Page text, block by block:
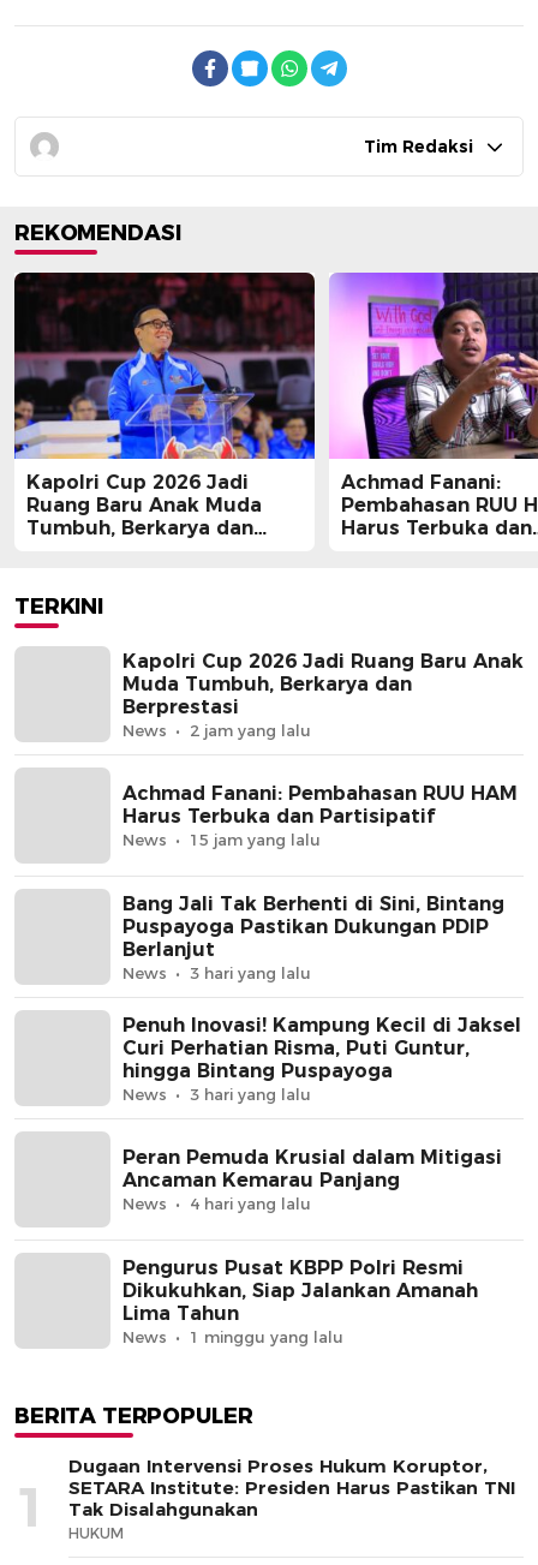
Tim Redaksi
REKOMENDASI
Kapolri Cup 2026 Jadi
Ruang Baru Anak Muda
Tumbuh, Berkarya dan
Achmad Fanani:
Pembahasan RUU
Harus Terbuka dan
TERKINI
Kapolri Cup 2026 Jadi Ruang Baru Anak
Muda Tumbuh, Berkarya dan
Berprestasi
News 2 jam yang lalu
Achmad Fanani: Pembahasan RUU HAM
Harus Terbuka dan Partisipatif
News 15 jam yang lalu
Bang Jali Tak Berhenti di Sini, Bintang
Puspayoga Pastikan Dukungan PDIP
Berlanjut
News 3 hari yang lalu
Penuh Inovasi! Kampung Kecil di Jaksel
Curi Perhatian Risma, Puti Guntur,
hingga Bintang Puspayoga
News 3 hari yang lalu
Peran Pemuda Krusial dalam Mitigasi
Ancaman Kemarau Panjang
News 4 hari yang lalu
Pengurus Pusat KBPP Polri Resmi
Dikukuhkan, Siap Jalankan Amanah
Lima Tahun
News 1 minggu yang lalu
BERITA TERPOPULER
1
Dugaan Intervensi Proses Hukum Koruptor,
SETARA Institute: Presiden Harus Pastikan TNI
Tak Disalahgunakan
HUKUM